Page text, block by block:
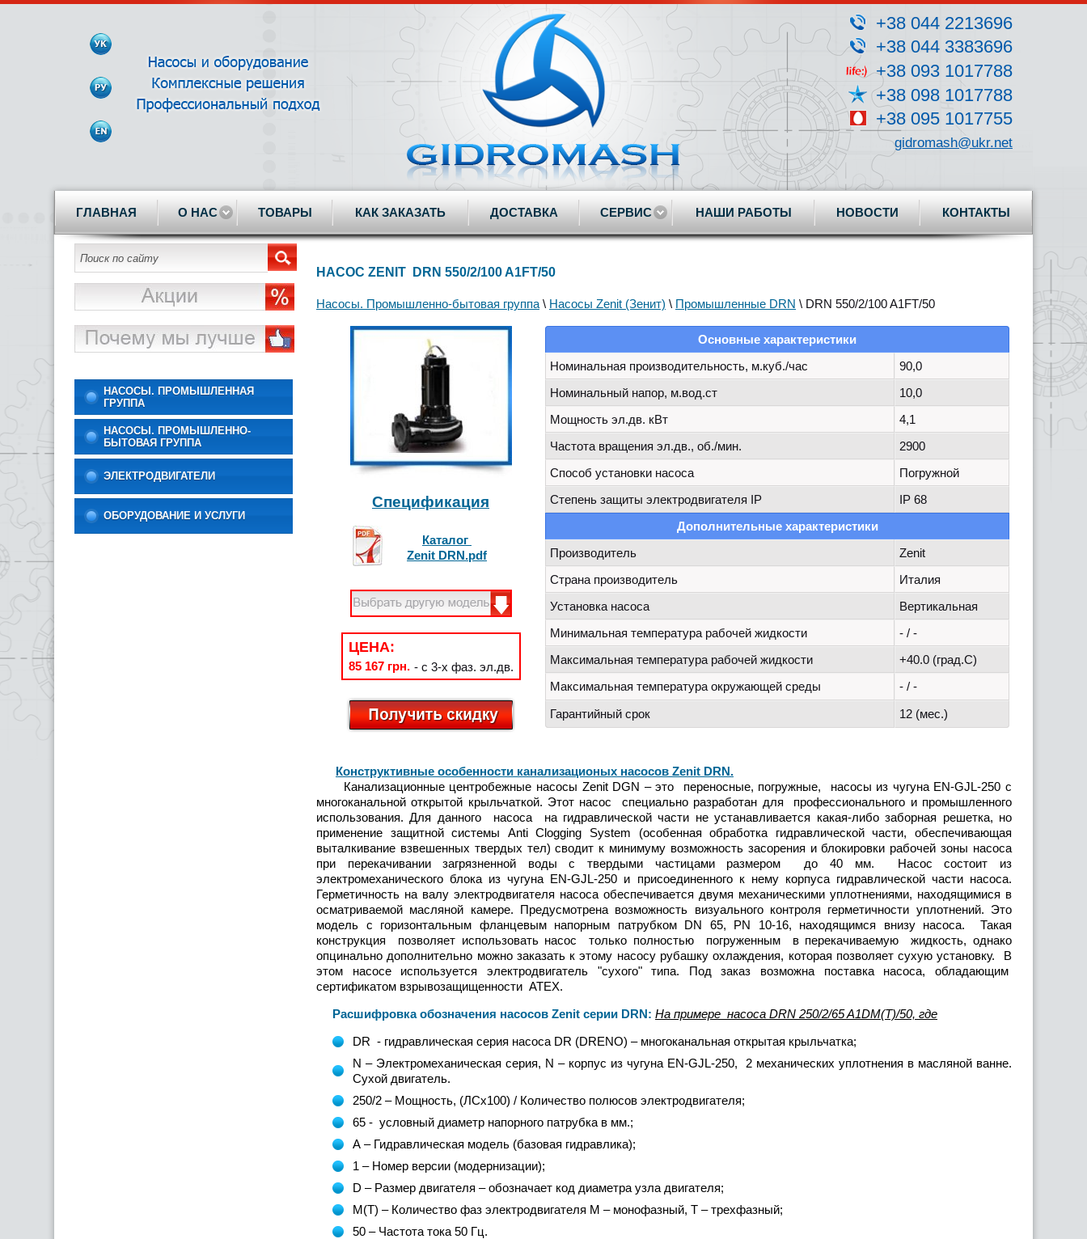
+38 044 2213696
+38 044 3383696
+38 093 1017788
+38 098 1017788
+38 095 1017755
gidromash@ukr.net
ГЛАВНАЯ О НАС ТОВАРЫ КАК ЗАКАЗАТЬ ДОСТАВКА СЕРВИС НАШИ РАБОТЫ НОВОСТИ КОНТАКТЫ
НАСОСЫ. ПРОМЫШЛЕННАЯ
ГРУППА
НАСОСЫ. ПРОМЫШЛЕННО-
БЫТОВАЯ ГРУППА
ЭЛЕКТРОДВИГАТЕЛИ
ОБОРУДОВАНИЕ И УСЛУГИ
НАСОС ZENIT DRN 550/2/100 A1FT/50
Насосы. Промышленно-бытовая группа \ Насосы Zenit (Зенит) \ Промышленные DRN \ DRN 550/2/100 A1FT/50
Спецификация
Каталог
Zenit DRN.pdf
ЦЕНА:
85 167 грн. - с 3-х фаз. эл.дв.
Основные характеристики
Номинальная производительность, м.куб./час
90,0
Номинальный напор, м.вод.ст
10,0
Мощность эл.дв. кВт
4,1
Частота вращения эл.дв., об./мин.
2900
Способ установки насоса
Погружной
Степень защиты электродвигателя IP
IP 68
Дополнительные характеристики
Производитель
Zenit
Страна производитель
Италия
Установка насоса
Вертикальная
Минимальная температура рабочей жидкости
- / -
Максимальная температура рабочей жидкости
+40.0 (град.C)
Максимальная температура окружающей среды
- / -
Гарантийный срок
12 (мес.)
Конструктивные особенности канализационых насосов Zenit DRN.
Канализационные центробежные насосы Zenit DGN – это переносные, погружные, насосы из чугуна EN-GJL-250 с
многоканальной открытой крыльчаткой. Этот насос специально разработан для профессионального и промышленного
использования. Для данного насоса на гидравлической части не устанавливается какая-либо заборная решетка, но
применение защитной системы Anti Clogging System (особенная обработка гидравлической части, обеспечивающая
выталкивание взвешенных твердых тел) сводит к минимуму возможность засорения и блокировки рабочей зоны насоса
при перекачивании загрязненной воды с твердыми частицами размером до 40 мм. Насос состоит из
электромеханического блока из чугуна EN-GJL-250 и присоединенного к нему корпуса гидравлической части насоса.
Герметичность на валу электродвигателя насоса обеспечивается двумя механическими уплотнениями, находящимися в
осматриваемой масляной камере. Предусмотрена возможность визуального контроля герметичности уплотнений. Это
модель с горизонтальным фланцевым напорным патрубком DN 65, PN 10-16, находящимся внизу насоса. Такая
конструкция позволяет использовать насос только полностью погруженным в перекачиваемую жидкость, однако
опцинально дополнительно можно заказать к этому насосу рубашку охлаждения, которая позволяет сухую установку. В
этом насосе используется электродвигатель "сухого" типа. Под заказ возможна поставка насоса, обладающим
сертификатом взрывозащищенности АТЕХ.
Расшифровка обозначения насосов Zenit серии DRN: На примере насоса DRN 250/2/65 A1DM(T)/50, где
DR - гидравлическая серия насоса DR (DRENO) – многоканальная открытая крыльчатка;
N – Электромеханическая серия, N – корпус из чугуна EN-GJL-250, 2 механических уплотнения в масляной ванне.
Сухой двигатель.
250/2 – Мощность, (ЛСх100) / Количество полюсов электродвигателя;
65 - условный диаметр напорного патрубка в мм.;
А – Гидравлическая модель (базовая гидравлика);
1 – Номер версии (модернизации);
D – Размер двигателя – обозначает код диаметра узла двигателя;
М(Т) – Количество фаз электродвигателя М – монофазный, Т – трехфазный;
50 – Частота тока 50 Гц.